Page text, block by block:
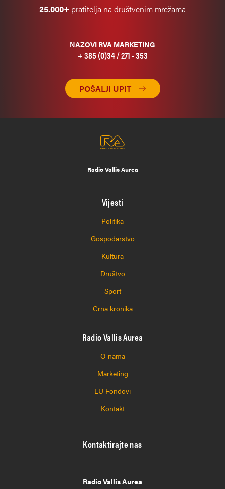
25.000+ pratitelja na društvenim mrežama
NAZOVI RVA MARKETING
+ 385 (0)34 / 271 - 353
POŠALJI UPIT
Radio Vallis Aurea
Vijesti
Politika
Gospodarstvo
Kultura
Društvo
Sport
Crna kronika
Radio Vallis Aurea
O nama
Marketing
EU Fondovi
Kontakt
Kontaktirajte nas
Radio Vallis Aurea